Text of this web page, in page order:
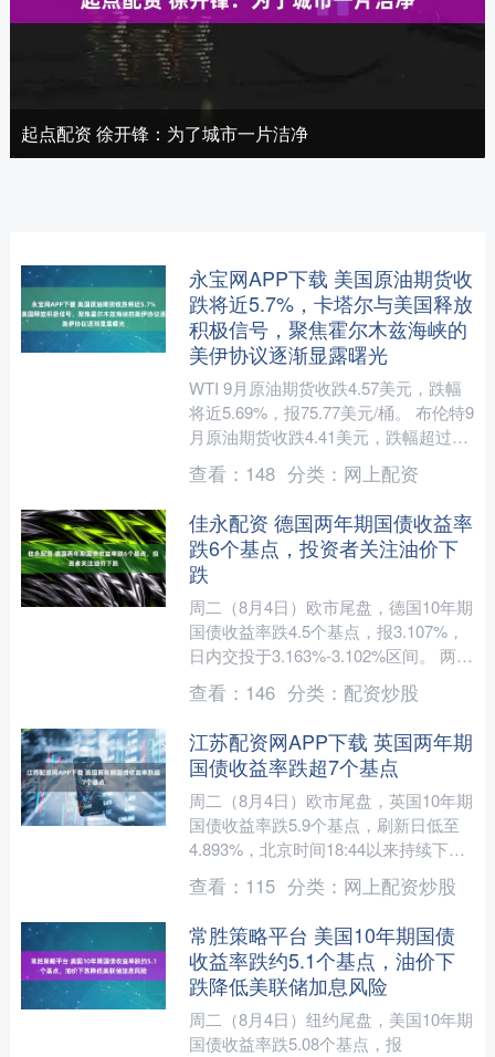
起点配资 徐开锋：为了城市一片洁净
永宝网APP下载 美国原油期货收
跌将近5.7%，卡塔尔与美国释放
积极信号，聚焦霍尔木兹海峡的
美伊协议逐渐显露曙光
WTI 9月原油期货收跌4.57美元，跌幅
将近5.69%，报75.77美元/桶。 布伦特9
月原油期货收跌4.41美元，跌幅超过
5.26%，报79.36美元/桶。....
查看： 148 分类： 网上配资
佳永配资 德国两年期国债收益率
跌6个基点，投资者关注油价下
跌
周二（8月4日）欧市尾盘，德国10年期
国债收益率跌4.5个基点，报3.107%，
日内交投于3.163%-3.102%区间。 两年
期德债收益率跌6.0个基点，报2....
查看： 146 分类： 配资炒股
江苏配资网APP下载 英国两年期
国债收益率跌超7个基点
周二（8月4日）欧市尾盘，英国10年期
国债收益率跌5.9个基点，刷新日低至
4.893%，北京时间18:44以来持续下
挫。 两年期英债收益率跌7.4个基点，
刷新日....
查看： 115 分类： 网上配资炒股
常胜策略平台 美国10年期国债
收益率跌约5.1个基点，油价下
跌降低美联储加息风险
周二（8月4日）纽约尾盘，美国10年期
国债收益率跌5.08个基点，报